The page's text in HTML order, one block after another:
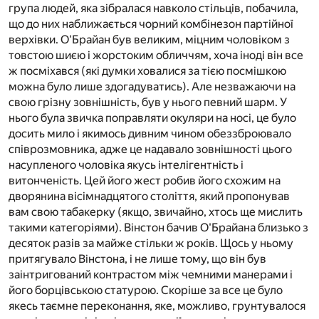
група людей, яка зібралася навколо стільців, побачила,
що до них наближається чорний комбінезон партійної
верхівки. О'Брайан був великим, міцним чоловіком з
товстою шиєю і жорстоким обличчям, хоча іноді він все
ж посміхався (які думки ховалися за тією посмішкою
можна було лише здогадуватись). Але незважаючи на
свою грізну зовнішність, був у нього певний шарм. У
нього була звичка поправляти окуляри на носі, це було
досить мило і якимось дивним чином обеззброювало
співрозмовника, адже це надавало зовнішності цього
насупленого чоловіка якусь інтелігентність і
витонченість. Цей його жест робив його схожим на
дворянина вісімнадцятого століття, який пропонував
вам свою табакерку (якщо, звичайно, хтось ще мислить
такими категоріями). Вінстон бачив О'Брайана близько з
десяток разів за майже стільки ж років. Щось у ньому
притягувало Вінстона, і не лише тому, що він був
заінтригований контрастом між чемними манерами і
його борцівською статурою. Скоріше за все це було
якесь таємне переконання, яке, можливо, грунтувалося